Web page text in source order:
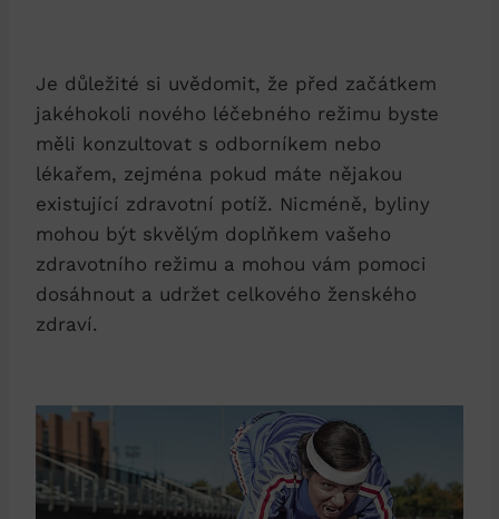
Je důležité si uvědomit, že před začátkem
jakéhokoli nového léčebného režimu byste
měli konzultovat s odborníkem nebo
lékařem, zejména pokud máte nějakou
existující zdravotní potíž. Nicméně, byliny
mohou být skvělým doplňkem vašeho
zdravotního režimu a mohou vám pomoci
dosáhnout a udržet celkového ženského
zdraví.